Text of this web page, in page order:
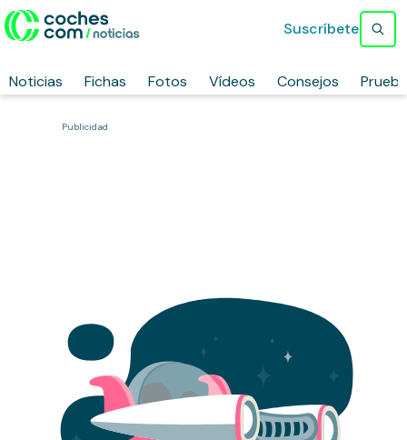
Noticias Fichas Fotos Vídeos Consejos
Suscríbete
Publicidad